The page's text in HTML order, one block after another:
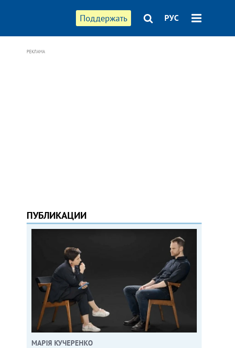
Поддержать РУС
РЕКЛАМА
ПУБЛИКАЦИИ
МАРІЯ КУЧЕРЕНКО